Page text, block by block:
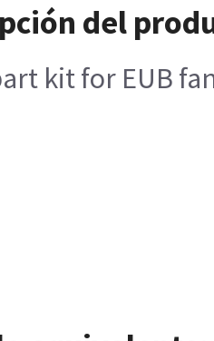
del
kit for EUB